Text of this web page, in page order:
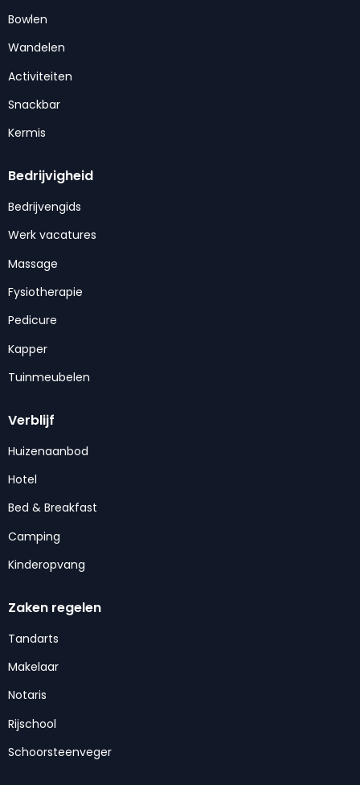
Bowlen
Wandelen
Activiteiten
Snackbar
Kermis
Bedrijvigheid
Bedrijvengids
Werk vacatures
Massage
Fysiotherapie
Pedicure
Kapper
Tuinmeubelen
Verblijf
Huizenaanbod
Hotel
Bed & Breakfast
Camping
Kinderopvang
Zaken regelen
Tandarts
Makelaar
Notaris
Rijschool
Schoorsteenveger